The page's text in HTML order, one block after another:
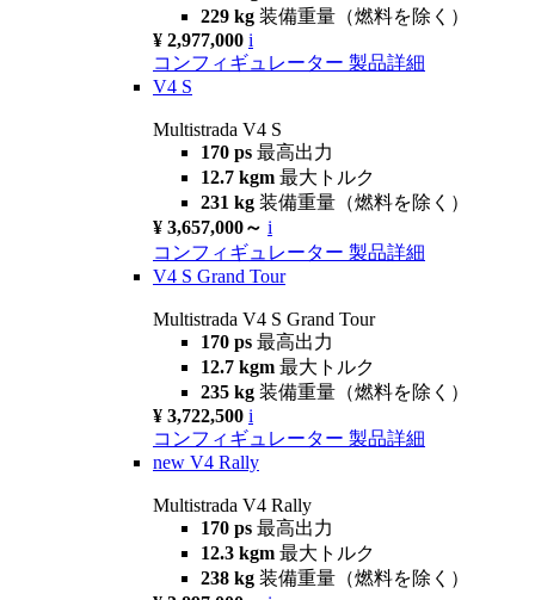
229 kg 装備重量（燃料を除く）
¥ 2,977,000 i
コンフィギュレーター 製品詳細
V4 S
Multistrada V4 S
170 ps 最高出力
12.7 kgm 最大トルク
231 kg 装備重量（燃料を除く）
¥ 3,657,000～ i
コンフィギュレーター 製品詳細
V4 S Grand Tour
Multistrada V4 S Grand Tour
170 ps 最高出力
12.7 kgm 最大トルク
235 kg 装備重量（燃料を除く）
¥ 3,722,500 i
コンフィギュレーター 製品詳細
new V4 Rally
Multistrada V4 Rally
170 ps 最高出力
12.3 kgm 最大トルク
238 kg 装備重量（燃料を除く）